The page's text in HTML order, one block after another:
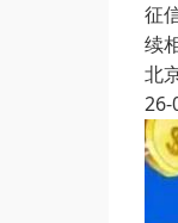
征
续
北
26-